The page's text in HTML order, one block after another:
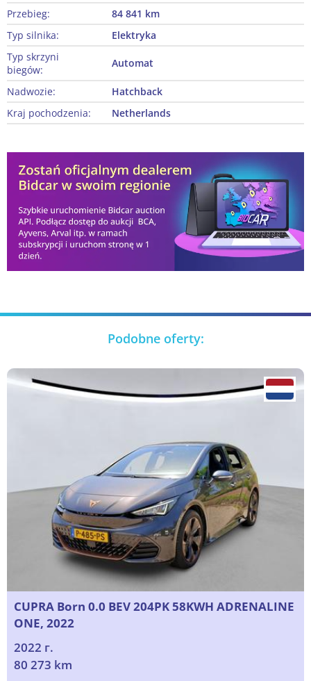
Przebieg:
84 841 km
Typ silnika:
Elektryka
Typ skrzyni
biegów:
Automat
Nadwozie:
Hatchback
Kraj pochodzenia:
Netherlands
Podobne oferty:
CUPRA Born 0.0 BEV 204PK 58KWH ADRENALINE
ONE, 2022
2022 г.
80 273 km